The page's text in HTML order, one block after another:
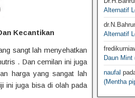
Kecantikan
sangt lah menyehatkan
. Dan cemilan ini juga
harga yang sangat lah
ini juga bisa di olah pada
Alternatif
Alternatif
Daun Mint
naufal
(Mentha